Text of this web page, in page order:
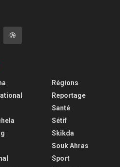
Régions
Reportage
Santé
Sétif
Skikda
Souk Ahras
Sport